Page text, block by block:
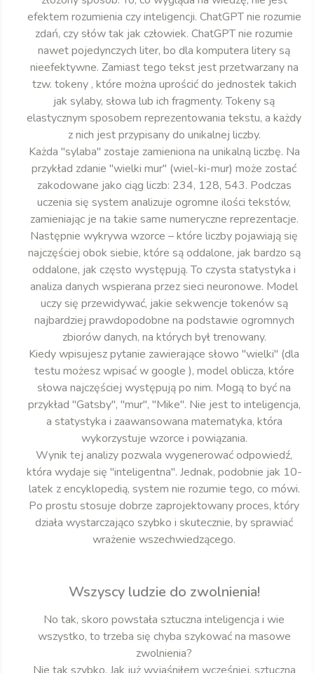
efektem rozumienia czy inteligencji. ChatGPT nie rozumie
zdań, czy słów tak jak człowiek. ChatGPT nie rozumie
nawet pojedynczych liter, bo dla komputera litery są
nieefektywne. Zamiast tego tekst jest przetwarzany na
tzw. tokeny , które można uprościć do jednostek takich
jak sylaby, słowa lub ich fragmenty. Tokeny są
elastycznym sposobem reprezentowania tekstu, a każdy
z nich jest przypisany do unikalnej liczby.
Każda "sylaba" zostaje zamieniona na unikalną liczbę. Na
przykład zdanie "wielki mur" (wiel-ki-mur) może zostać
zakodowane jako ciąg liczb: 234, 128, 543. Podczas
uczenia się system analizuje ogromne ilości tekstów,
zamieniając je na takie same numeryczne reprezentacje.
Następnie wykrywa wzorce – które liczby pojawiają się
najczęściej obok siebie, które są oddalone, jak bardzo są
oddalone, jak często występują. To czysta statystyka i
analiza danych wspierana przez sieci neuronowe. Model
uczy się przewidywać, jakie sekwencje tokenów są
najbardziej prawdopodobne na podstawie ogromnych
zbiorów danych, na których był trenowany.
Kiedy wpisujesz pytanie zawierające słowo "wielki" (dla
testu możesz wpisać w google ), model oblicza, które
słowa najczęściej występują po nim. Mogą to być na
przykład "Gatsby", "mur", "Mike". Nie jest to inteligencja,
a statystyka i zaawansowana matematyka, która
wykorzystuje wzorce i powiązania.
Wynik tej analizy pozwala wygenerować odpowiedź,
która wydaje się "inteligentna". Jednak, podobnie jak 10-
latek z encyklopedią, system nie rozumie tego, co mówi.
Po prostu stosuje dobrze zaprojektowany proces, który
działa wystarczająco szybko i skutecznie, by sprawiać
wrażenie wszechwiedzącego.
Wszyscy ludzie do zwolnienia!
No tak, skoro powstała sztuczna inteligencja i wie
wszystko, to trzeba się chyba szykować na masowe
zwolnienia?
Nie tak szybko. Jak już wyjaśniłem wcześniej, sztuczna